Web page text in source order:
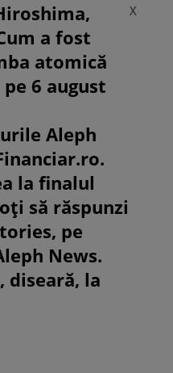
X
a fost
atomică
6 august
Aleph
la finalul
să răspunzi
pe
News.
diseară, la